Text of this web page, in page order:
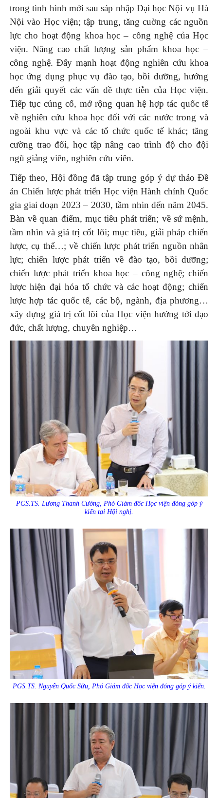
trong tình hình mới sau sáp nhập Đại học Nội vụ Hà
Nội vào Học viện; tập trung, tăng cuờng các nguồn
lực cho hoạt động khoa học – công nghệ của Học
viện. Nâng cao chất lượng sản phẩm khoa học –
công nghệ. Đẩy mạnh hoạt động nghiên cứu khoa
học ứng dụng phục vụ đào tạo, bồi dưỡng, hướng
đến giải quyết các vấn đề thực tiễn của Học viện.
Tiếp tục củng cố, mở rộng quan hệ hợp tác quốc tế
về nghiên cứu khoa học đối với các nước trong và
ngoài khu vực và các tổ chức quốc tế khác; tăng
cường trao đổi, học tập nâng cao trình độ cho đội
ngũ giảng viên, nghiên cứu viên.
Tiếp theo, Hội đồng đã tập trung góp ý dự thảo Đề
án Chiến lược phát triển Học viện Hành chính Quốc
gia giai đoạn 2023 – 2030, tầm nhìn đến năm 2045.
Bàn về quan điểm, mục tiêu phát triển; về sứ mệnh,
tầm nhìn và giá trị cốt lõi; mục tiêu, giải pháp chiến
lược, cụ thể…; về chiến lược phát triển nguồn nhân
lực; chiến lược phát triển về đào tạo, bồi dưỡng;
chiến lược phát triển khoa học – công nghệ; chiến
lược hiện đại hóa tổ chức và các hoạt động; chiến
lược hợp tác quốc tế, các bộ, ngành, địa phương…
xây dựng giá trị cốt lõi của Học viện hướng tới đạo
đức, chất lượng, chuyên nghiệp…
PGS.TS. Lương Thanh Cường, Phó Giám đốc Học viện đóng góp ý
kiến tại Hội nghị.
PGS.TS. Nguyễn Quốc Sửu, Phó Giám đốc Học viện đóng góp ý kiến.